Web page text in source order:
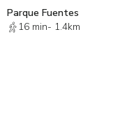
Parque Fuentes
16 min- 1.4km